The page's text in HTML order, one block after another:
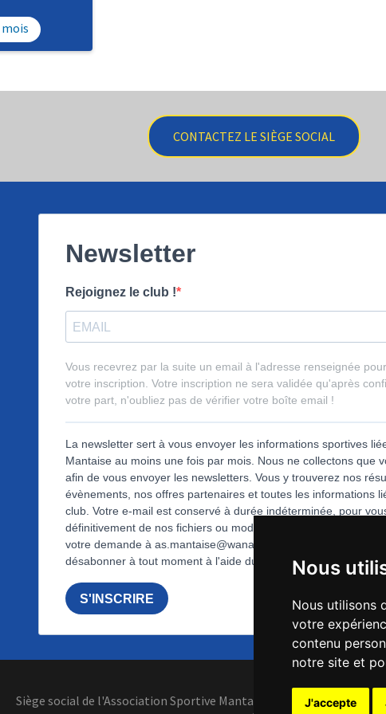
Nous
Nous utilisons
votre
contenu
notre site et
J'accepte
CONTACTEZ LE SIÈGE SOCIAL
Siège social de l'Association Sportive Mantaise 15 rue de Lorraine